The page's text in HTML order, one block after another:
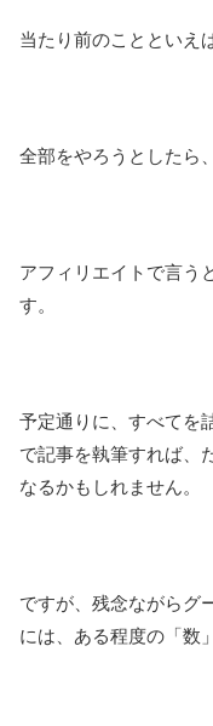
当たり前のことといえ
全部をやろうとしたら
アフィリエイトで言う
す。
予定通りに、すべてを
で記事を執筆すれば、
なるかもしれません。
ですが、残念ながらグ
には、ある程度の「数